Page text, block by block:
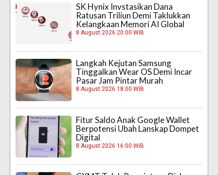
SK Hynix Invstasikan Dana
Ratusan Triliun Demi Taklukkan
Kelangkaan Memori AI Global
8 August 2026 20:00 WIB
Langkah Kejutan Samsung
Tinggalkan Wear OS Demi Incar
Pasar Jam Pintar Murah
8 August 2026 18:00 WIB
Fitur Saldo Anak Google Wallet
Berpotensi Ubah Lanskap Dompet
Digital
8 August 2026 16:00 WIB